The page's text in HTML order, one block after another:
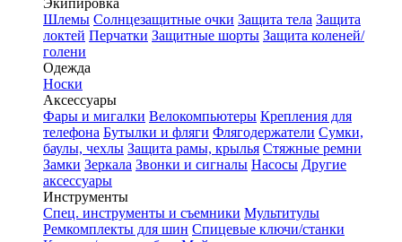
Экипировка
Шлемы Солнцезащитные очки Защита тела Защита
локтей Перчатки Защитные шорты Защита коленей/
голени
Одежда
Носки
Аксессуары
Фары и мигалки Велокомпьютеры Крепления для
телефона Бутылки и фляги Флягодержатели Сумки,
баулы, чехлы Защита рамы, крылья Стяжные ремни
Замки Зеркала Звонки и сигналы Насосы Другие
аксессуары
Инструменты
Спец. инструменты и съемники Мультитулы
Ремкомплекты для шин Спицевые ключи/станки